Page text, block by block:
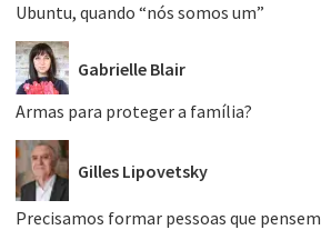
Ubuntu, quando “nós somos um”
Gabrielle Blair
Armas para proteger a família?
Gilles Lipovetsky
Precisamos formar pessoas que pensem